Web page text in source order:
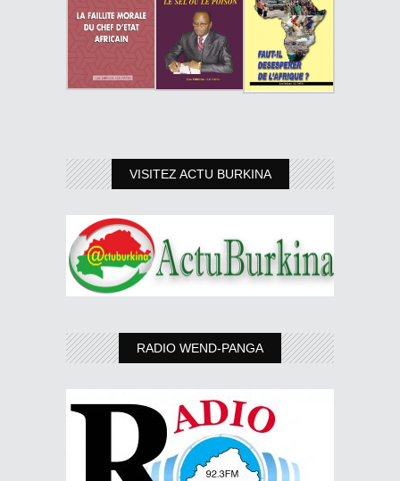
VISITEZ ACTU BURKINA
RADIO WEND-PANGA